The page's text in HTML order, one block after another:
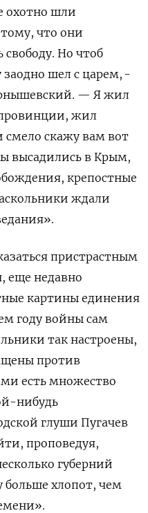
охотно шли
что они
свободу. Но чтоб
заодно шел с царем, -
— Я жил
жил
смело скажу вам вот
высадились в Крым,
крепостные
ждали
пристрастным
еще недавно
картины единения
году войны сам
так настроены,
против
есть множество
нибудь
глуши Пугачев
проповедуя,
губерний
больше хлопот, чем